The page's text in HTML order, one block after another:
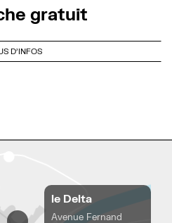
gratuit
D'INFOS
le Delta
Avenue Fernand